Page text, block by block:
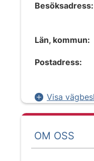
Besöksadress:
Län, kommun:
Postadress:
Visa
OM OSS